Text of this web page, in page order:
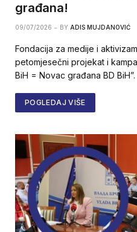
građana!
09/07/2026 BY ADIS MUJDANOVIĆ
Fondacija za medije i
petomjesečni projekat i
BiH = Novac građana BD BiH”.
POGLEDAJ VIŠE